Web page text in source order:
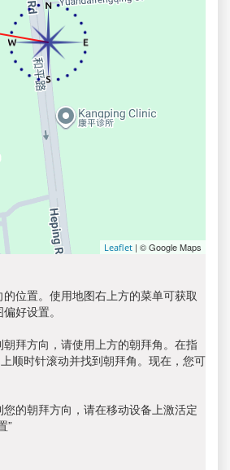
Leaflet | © Google Maps
位置。使用地图右上方的菜单可获取
好设置。
拜方向，请使用上方的朝拜角。在指
顺时针滚动并找到朝拜角。现在，您可
的朝拜方向，请在移动设备上激活定
”